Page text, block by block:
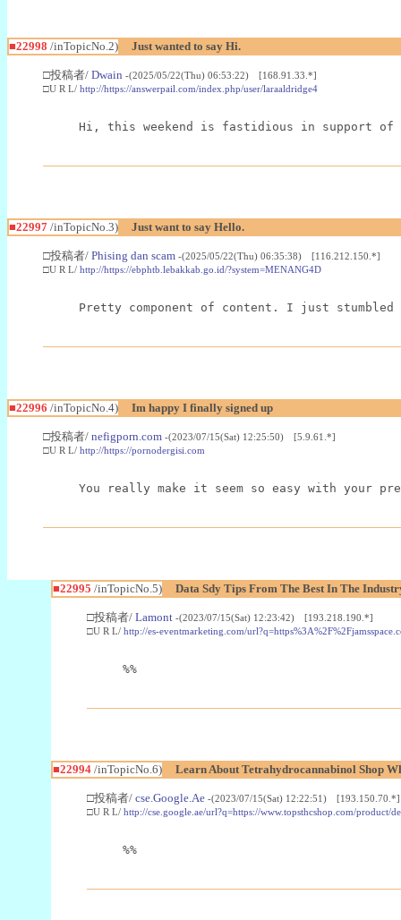
■22998 /inTopicNo.2) Just wanted to say Hi.
□投稿者/ Dwain -(2025/05/22(Thu) 06:53:22) [168.91.33.*]
□U R L/ http://https://answerpail.com/index.php/user/laraaldridge4
Hi, this weekend is fastidious in support of
■22997 /inTopicNo.3) Just want to say Hello.
□投稿者/ Phising dan scam -(2025/05/22(Thu) 06:35:38) [116.212.150.*]
□U R L/ http://https://ebphtb.lebakkab.go.id/?system=MENANG4D
Pretty component of content. I just
■22996 /inTopicNo.4) Im happy I finally signed up
□投稿者/ nefigporn.com -(2023/07/15(Sat) 12:25:50) [5.9.61.*]
□U R L/ http://https://pornodergisi.com
You really make it seem so easy with your
■22995 /inTopicNo.5) Data Sdy Tips From The Best In The
□投稿者/ Lamont -(2023/07/15(Sat) 12:23:42) [193.218.190.*]
□U R L/ http://es-eventmarketing.com/
%%
■22994/inTopicNo.6) Learn About Tetrahydrocannabinol Shop
□投稿者/ cse.Google.Ae -(2023/07/15(Sat) 12:22:51) [193.150.70.*]
□U R L/ http://cse.google.ae/url?q=https://www.topsthcshop.com/
%%